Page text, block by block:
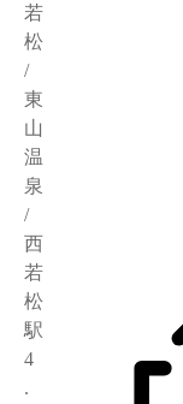
若
松
/
東
山
温
泉
/
西
若
松
駅
4
.